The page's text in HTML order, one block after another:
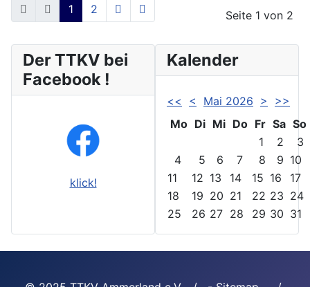
Seite 1 von 2
1 2
Der TTKV bei
Facebook !
klick!
Kalender
<< < Mai 2026 >
>>
Mo Di Mi Do Fr Sa So
1
2
3
4
5 6 7 8 9 10
11
12 13 14 15 16
17
18
19 20 21 22 23 24
25
26 27 28 29 30 31